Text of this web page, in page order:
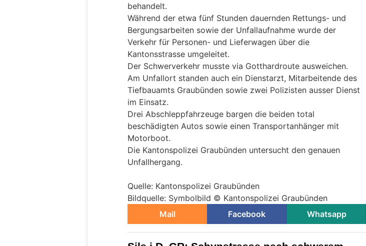
behandelt.
Während der etwa fünf Stunden dauernden Rettungs- und
Bergungsarbeiten sowie der Unfallaufnahme wurde der
Verkehr für Personen- und Lieferwagen über die
Kantonsstrasse umgeleitet.
Der Schwerverkehr musste via Gotthardroute ausweichen.
Am Unfallort standen auch ein Dienstarzt, Mitarbeitende des
Tiefbauamts Graubünden sowie zwei Polizisten ausser Dienst
im Einsatz.
Drei Abschleppfahrzeuge bargen die beiden total
beschädigten Autos sowie einen Transportanhänger mit
Motorboot.
Die Kantonspolizei Graubünden untersucht den genauen
Unfallhergang.
Quelle: Kantonspolizei Graubünden
Bildquelle: Symbolbild © Kantonspolizei Graubünden
Mail
Facebook Whatsapp